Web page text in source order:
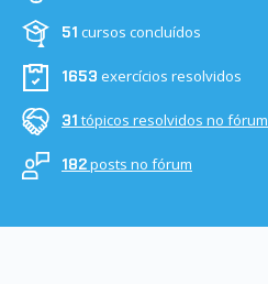
51 cursos concluídos
1653 exercícios resolvidos
31 tópicos resolvidos no fórum
182posts no fórum